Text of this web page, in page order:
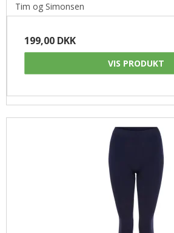
Tim og Simonsen
199,00 DKK
VIS PRODUKT